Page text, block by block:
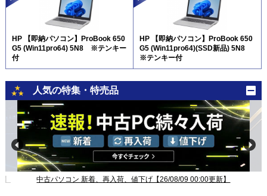
HP 【即納パソコン】ProBook 650
G5 (Win11pro64) 5N8 ※テンキー
付
HP 【即納パソコン】ProBook 650
G5 (Win11pro64)(SSD新品) 5N8
※テンキー付
人気の特集・特売品
中古パソコン 新着、再入荷、値下げ【26/08/09 00:00更新】